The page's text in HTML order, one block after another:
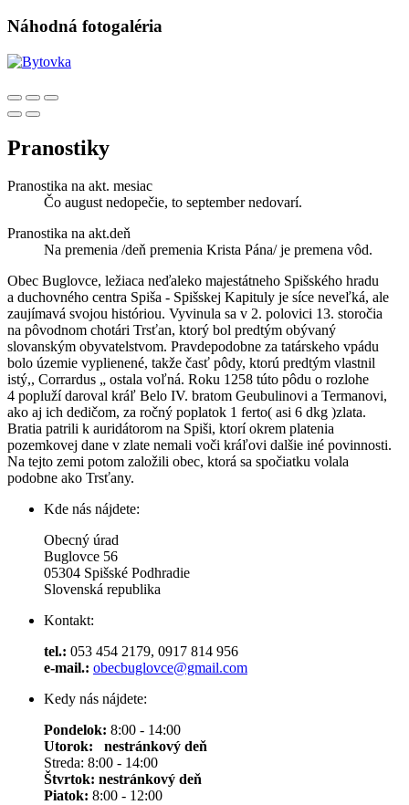
Náhodná fotogaléria
Pranostiky
Pranostika na akt. mesiac
Čo august nedopečie, to september nedovarí.
Pranostika na akt.deň
Na premenia /deň premenia Krista Pána/ je premena vôd.
Obec Buglovce, ležiaca neďaleko majestátneho Spišského hradu
a duchovného centra Spiša - Spišskej Kapituly je síce neveľká, ale
zaujímavá svojou históriou. Vyvinula sa v 2. polovici 13. storočia
na pôvodnom chotári Trsťan, ktorý bol predtým obývaný
slovanským obyvatelstvom. Pravdepodobne za tatárskeho vpádu
bolo územie vyplienené, takže časť pôdy, ktorú predtým vlastnil
istý,, Corrardus „ ostala voľná. Roku 1258 túto pôdu o rozlohe
4 popluží daroval kráľ Belo IV. bratom Geubulinovi a Termanovi,
ako aj ich dedičom, za ročný poplatok 1 ferto( asi 6 dkg )zlata.
Bratia patrili k auridátorom na Spiši, ktorí okrem platenia
pozemkovej dane v zlate nemali voči kráľovi dalšie iné povinnosti.
Na tejto zemi potom založili obec, ktorá sa spočiatku volala
podobne ako Trsťany.
Kde nás nájdete:
Obecný úrad
Buglovce 56
05304 Spišské Podhradie
Slovenská republika
Kontakt:
tel.: 053 454 2179, 0917 814 956
e-mail.: obecbuglovce@gmail.com
Kedy nás nájdete:
Pondelok: 8:00 - 14:00
Utorok: nestránkový deň
Streda: 8:00 - 14:00
Štvrtok: nestránkový deň
Piatok: 8:00 - 12:00